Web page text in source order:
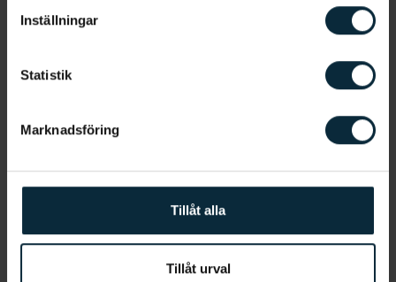
Inställningar
Statistik
Marknadsföring
Tillåt alla
Tillåt urval
återkommande problematik kan din tandläkare
komplicerat ingreppet är kan ibland käkkirurgi vara
Information om artikeln